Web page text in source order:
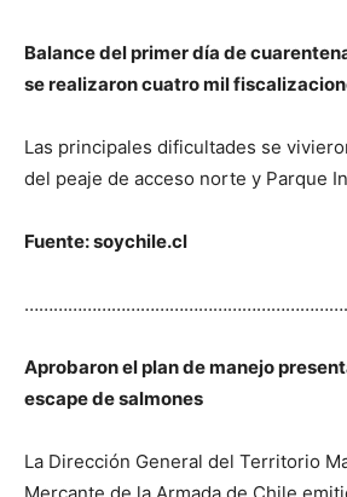
Balance del primer día de
se realizaron cuatro mil
Las principales dificultades se
del peaje de acceso norte y Parque
Fuente: soychile.cl
Aprobaron el plan de manejo
escape de salmones
La Dirección General del Territorio
Mercante de la Armada de Chile